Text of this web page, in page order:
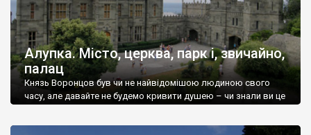
Алупка. Місто, церква, парк і, звичайно,
палац
Князь Воронцов був чи не найвідомішою людиною свого
часу, але давайте не будемо кривити душею – чи знали ви це